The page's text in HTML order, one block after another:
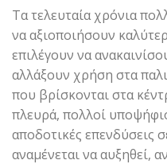
Τα τελευταία χρόνια
να αξιοποιήσουν
επιλέγουν να
αλλάξουν χρήση στα
που βρίσκονται στα
πλευρά, πολλοί
αποδοτικές επενδύσεις
αναμένεται να αυξηθεί,